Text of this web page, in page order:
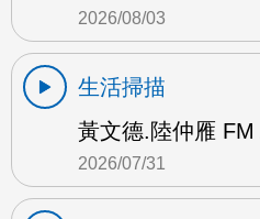
2026/08/03
生活掃描
黃文德.陸仲雁 FM
2026/07/31